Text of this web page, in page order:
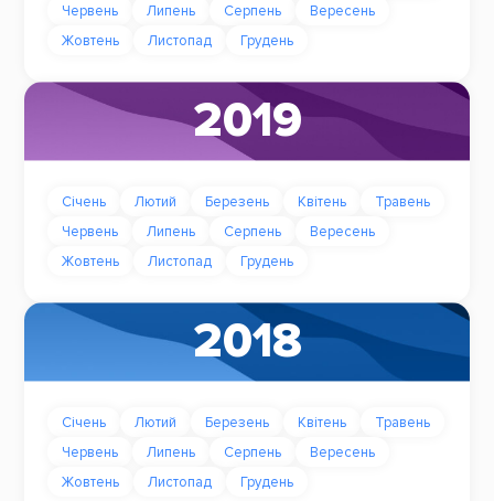
Червень
Липень Серпень
Вересень
Жовтень
Листопад Грудень
2019
Січень Лютий Березень Квітень
Травень
Червень
Липень Серпень
Вересень
Жовтень
Листопад Грудень
2018
Січень Лютий Березень Квітень
Травень
Червень
Липень Серпень
Вересень
Жовтень
Листопад Грудень